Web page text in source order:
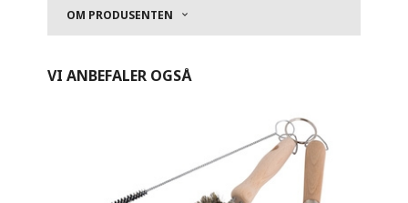
OM PRODUSENTEN
VI ANBEFALER OGSÅ